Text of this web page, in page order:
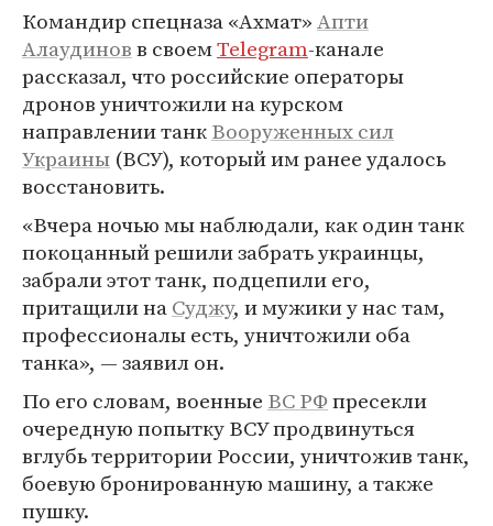
Командир спецназа «Ахмат»Апти
Алаудиновв своемTelegram-канале
рассказал, что российские операторы
дронов уничтожили на курском
направлении танкВооруженных сил
Украины (ВСУ), который им ранее удалось
восстановить.
«Вчера ночью мы наблюдали, как один танк
покоцанный решили забрать украинцы,
забрали этот танк, подцепили его,
притащили наСуджу, и мужики у нас там,
профессионалы есть, уничтожили оба
танка», — заявил он.
По его словам, военные ВСРФпресекли
очередную попытку ВСУ продвинуться
вглубь территории России, уничтожив танк,
боевую бронированную машину, а также
пушку.